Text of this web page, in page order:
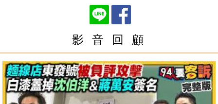
影 音 回 顧